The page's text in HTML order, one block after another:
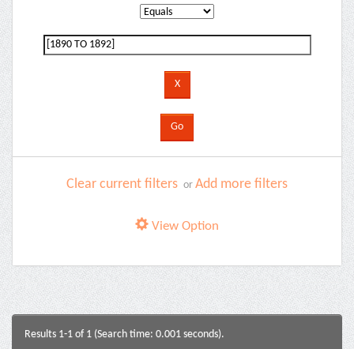
Clear current filters or Add more filters
View Option
Results 1-1 of 1 (Search time: 0.001 seconds).